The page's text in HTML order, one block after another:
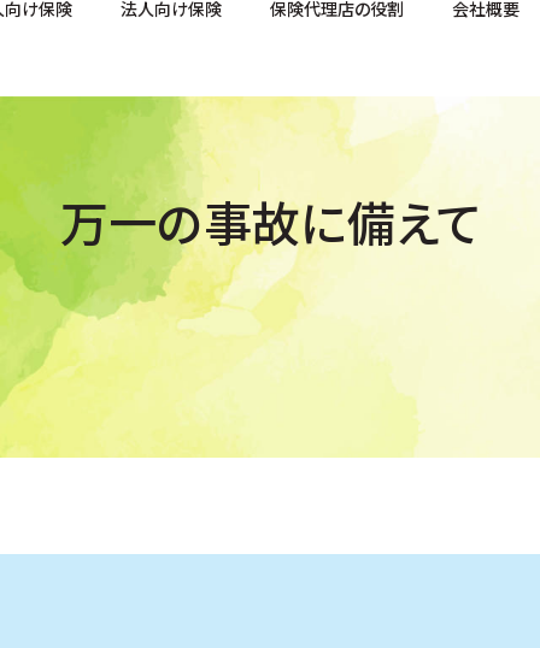
向け保険 法人向け保険 保険代理店の役割 会社概要
万一の事故に備えて